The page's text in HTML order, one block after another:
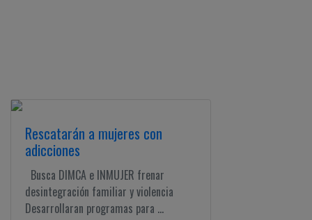
Rescatarán a mujeres con
adicciones
Busca DIMCA e INMUJER frenar
desintegración familiar y violencia
Desarrollaran programas para ...